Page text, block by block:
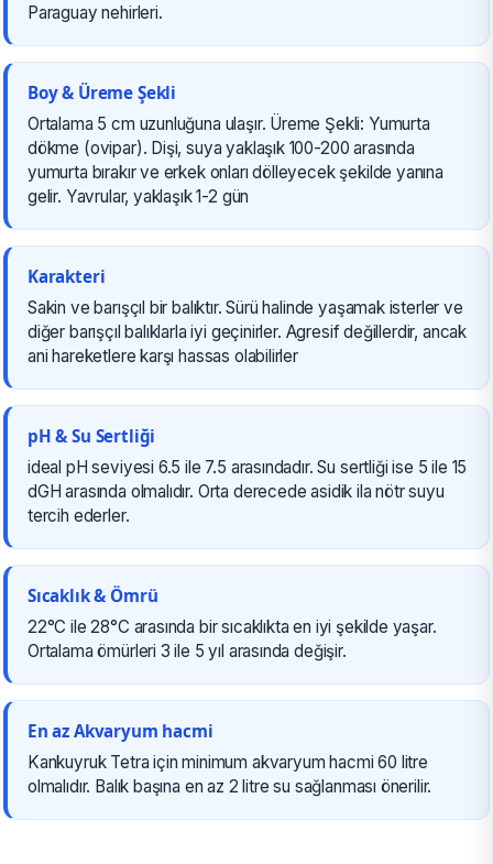
Paraguay nehirleri.
Boy & Üreme Şekli
Ortalama 5 cm uzunluğuna ulaşır. Üreme Şekli: Yumurta
dökme (ovipar). Dişi, suya yaklaşık 100-200 arasında
yumurta bırakır ve erkek onları dölleyecek şekilde yanına
gelir. Yavrular, yaklaşık 1-2 gün
Karakteri
Sakin ve barışçıl bir balıktır. Sürü halinde yaşamak isterler ve
diğer barışçıl balıklarla iyi geçinirler. Agresif değillerdir, ancak
ani hareketlere karşı hassas olabilirler
pH & Su Sertliği
ideal pH seviyesi 6.5 ile 7.5 arasındadır. Su sertliği ise 5 ile 15
dGH arasında olmalıdır. Orta derecede asidik ila nötr suyu
tercih ederler.
Sıcaklık & Ömrü
22°C ile 28°C arasında bir sıcaklıkta en iyi şekilde yaşar.
Ortalama ömürleri 3 ile 5 yıl arasında değişir.
En az Akvaryum hacmi
Kankuyruk Tetra için minimum akvaryum hacmi 60 litre
olmalıdır. Balık başına en az 2 litre su sağlanması önerilir.